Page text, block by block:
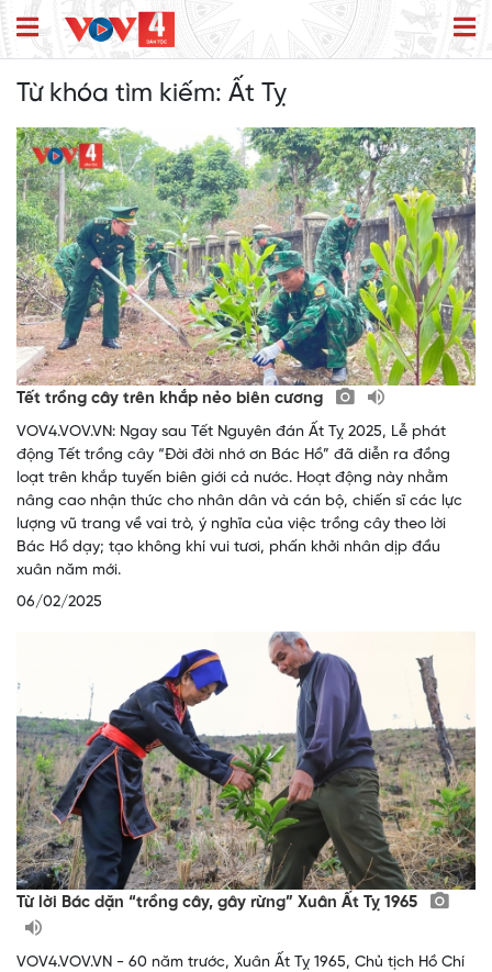
Từ khóa tìm kiếm: Ất Tỵ
Tết trồng cây trên khắp nẻo biên cương
VOV4.VOV.VN: Ngay sau Tết Nguyên đán Ất Tỵ 2025, Lễ phát
động Tết trồng cây “Đời đời nhớ ơn Bác Hồ” đã diễn ra đồng
loạt trên khắp tuyến biên giới cả nước. Hoạt động này nhằm
nâng cao nhận thức cho nhân dân và cán bộ, chiến sĩ các lực
lượng vũ trang về vai trò, ý nghĩa của việc trồng cây theo lời
Bác Hồ dạy; tạo không khí vui tươi, phấn khởi nhân dịp đầu
xuân năm mới.
06/02/2025
Từ lời Bác dặn “trồng cây, gây rừng” Xuân Ất Tỵ 1965
VOV4.VOV.VN - 60 năm trước, Xuân Ất Tỵ 1965, Chủ tịch Hồ Chí